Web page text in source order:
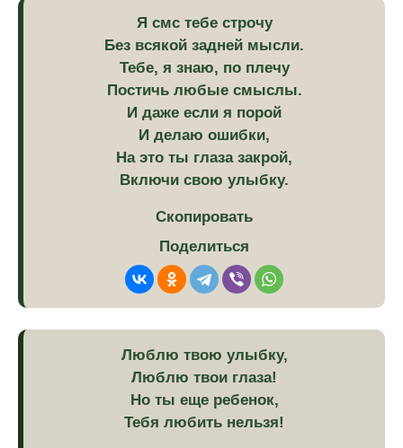
Я смс тебе строчу
Без всякой задней мысли.
Тебе, я знаю, по плечу
Постичь любые смыслы.
И даже если я порой
И делаю ошибки,
На это ты глаза закрой,
Включи свою улыбку.
Скопировать
Поделиться
Люблю твою улыбку,
Люблю твои глаза!
Но ты еще ребенок,
Тебя любить нельзя!